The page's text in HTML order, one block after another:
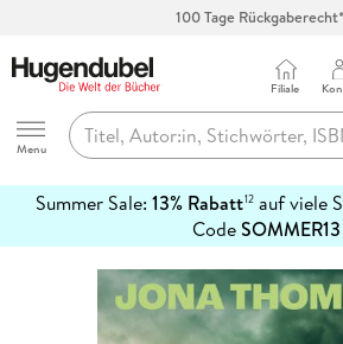
100 Tage
Hugendubel
Menu
Filiale
Summer Sale: 13% Rabatt12auf viele
CodeSOMMER13
erfahren